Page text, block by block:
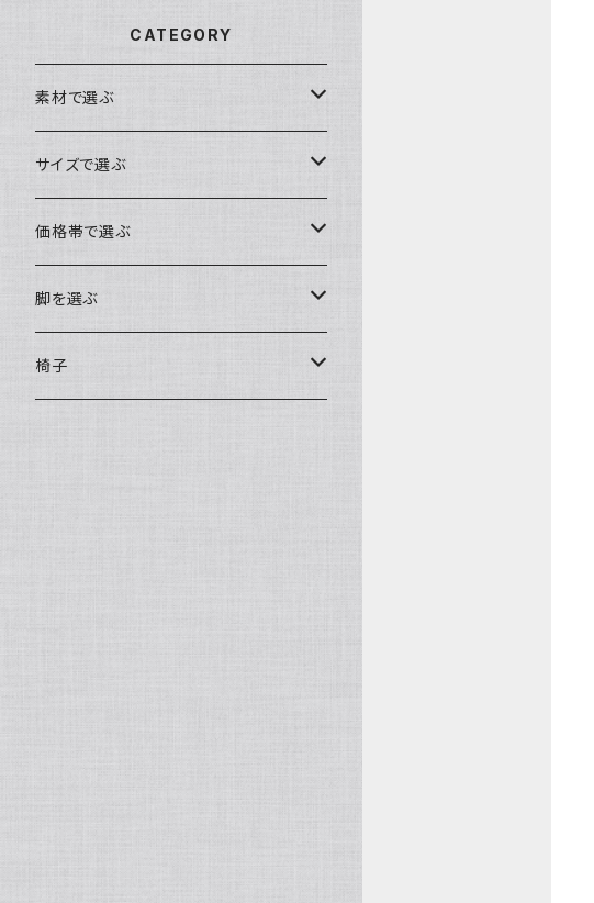
CATEGORY
素材で選ぶ
ブビンガ
ウォールナット
モンキーポッド
楠（クス）
サイズで選ぶ
～140cm
～160cm
～180cm
価格帯で選ぶ
～10万円
～15万円
脚を選ぶ
ロータイプ（座卓・リビングテーブル・ソ
ファテーブル）
椅子